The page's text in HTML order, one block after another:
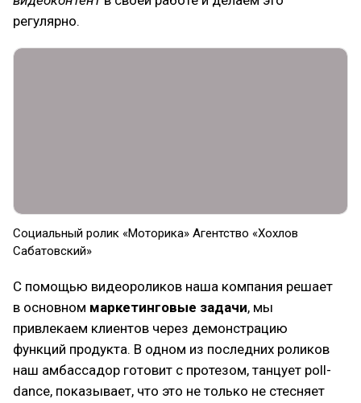
регулярно.
Социальный ролик «Моторика» Агентство «Хохлов
Сабатовский»
С помощью видеороликов наша компания решает
в основном маркетинговые задачи, мы
привлекаем клиентов через демонстрацию
функций продукта. В одном из последних роликов
наш амбассадор готовит с протезом, танцует poll-
dance, показывает, что это не только не стесняет